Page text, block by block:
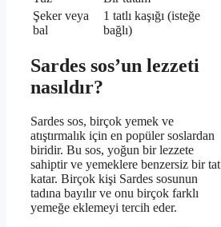
Şeker veya
bal
1 tatlı kaşığı (isteğe
bağlı)
Sardes sos’un lezzeti
nasıldır?
Sardes sos, birçok yemek ve
atıştırmalık için en popüler soslardan
biridir. Bu sos, yoğun bir lezzete
sahiptir ve yemeklere benzersiz bir tat
katar. Birçok kişi Sardes sosunun
tadına bayılır ve onu birçok farklı
yemeğe eklemeyi tercih eder.